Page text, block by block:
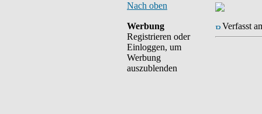
Nach oben
Werbung
Registrieren oder
Einloggen, um
Werbung
auszublenden
Verfasst